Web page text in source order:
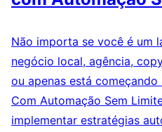
Não importa se você é um
negócio local, agência,
ou apenas está
Com Automação Sem
implementar estratégias